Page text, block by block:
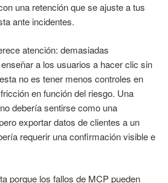
una retención que se ajuste a tus
ante incidentes.
atención: demasiadas
a los usuarios a hacer clic sin
no es tener menos controles en
en función del riesgo. Una
debería sentirse como una
exportar datos de clientes a un
requerir una confirmación visible e
porque los fallos de MCP pueden